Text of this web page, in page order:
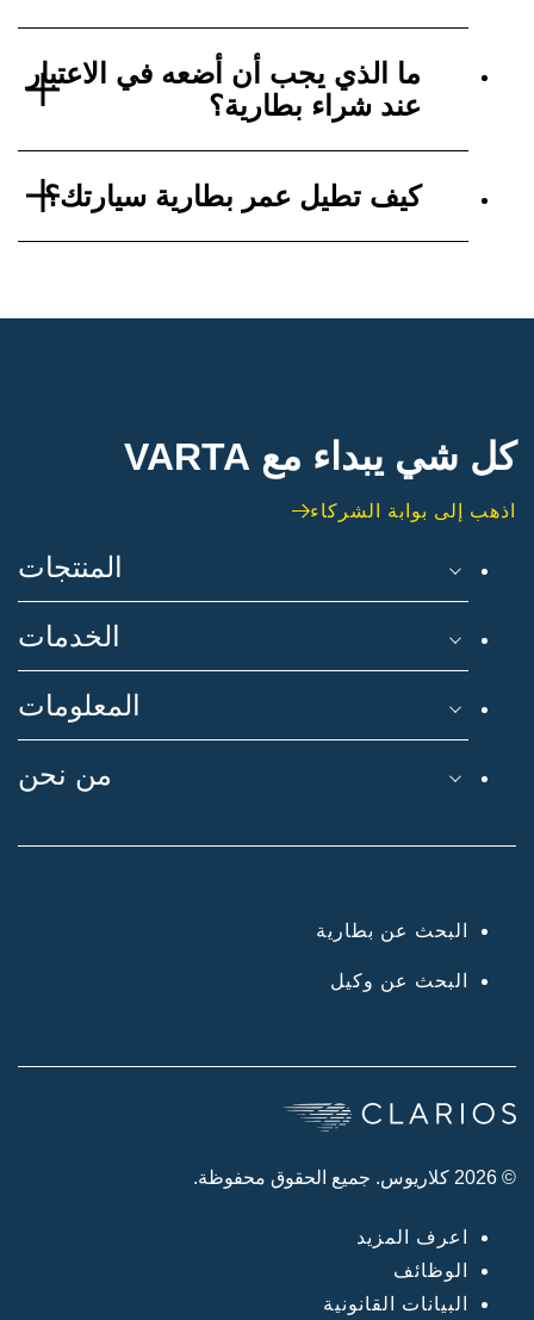
ما الذي يجب أن أضعه في الاعتبار
عند شراء بطارية؟
كيف تطيل عمر بطارية سيارتك؟
كل شي يبداء مع VARTA
اذهب إلى بوابة الشركاء
المنتجات
الخدمات
المعلومات
من نحن
البحث عن بطارية
البحث عن وكيل
© 2026 كلاريوس. جميع الحقوق محفوظة.
اعرف المزيد
الوظائف
البيانات القانونية